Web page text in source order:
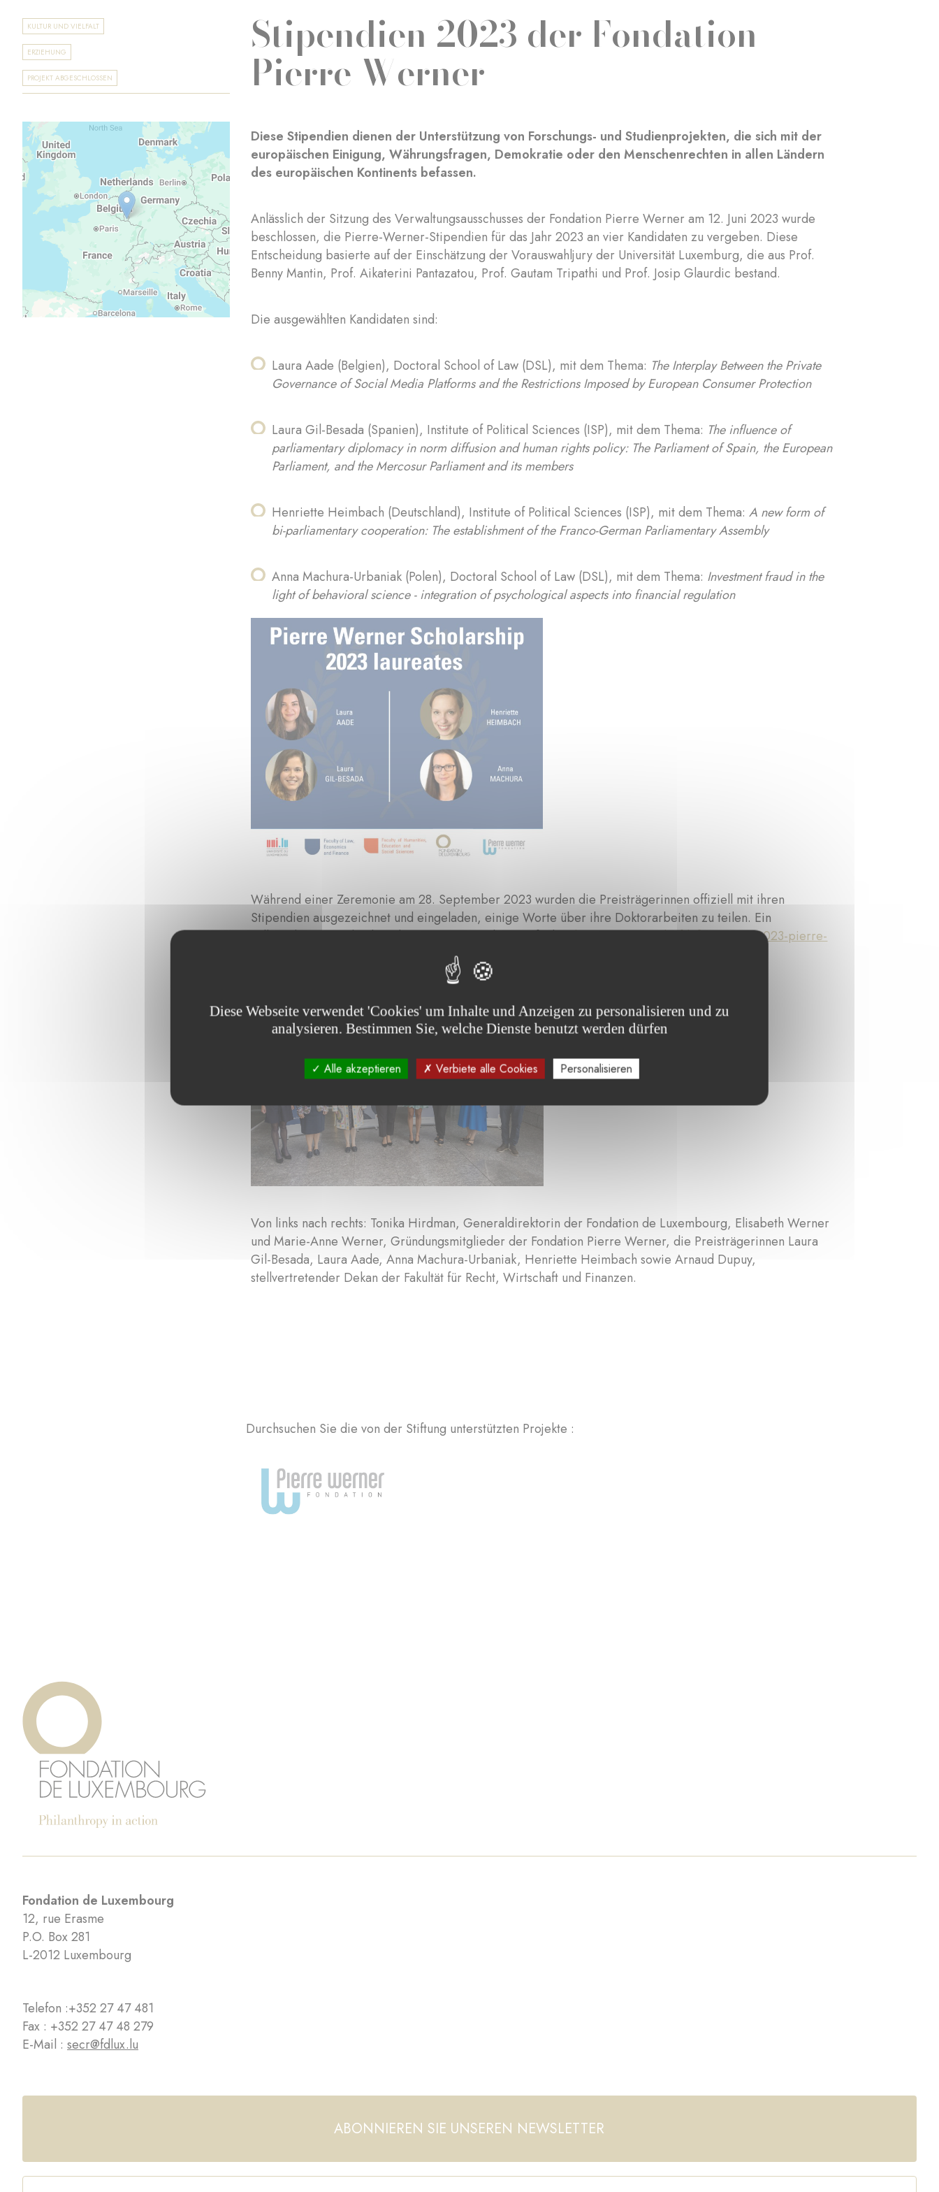
KULTUR UND VIELFALT
ERZIEHUNG
PROJEKT ABGESCHLOSSEN
Stipendien 2023 der Fondation
Pierre Werner
Diese Stipendien dienen der Unterstützung von Forschungs- und Studienprojekten, die sich mit der
europäischen Einigung, Währungsfragen, Demokratie oder den Menschenrechten in allen Ländern
des europäischen Kontinents befassen.
Anlässlich der Sitzung des Verwaltungsausschusses der Fondation Pierre Werner am 12. Juni 2023 wurde
beschlossen, die Pierre-Werner-Stipendien für das Jahr 2023 an vier Kandidaten zu vergeben. Diese
Entscheidung basierte auf der Einschätzung der Vorauswahljury der Universität Luxemburg, die aus Prof.
Benny Mantin, Prof. Aikaterini Pantazatou, Prof. Gautam Tripathi und Prof. Josip Glaurdic bestand.
Die ausgewählten Kandidaten sind:
Laura Aade (Belgien), Doctoral School of Law (DSL), mit dem Thema: The Interplay Between the Private
Governance of Social Media Platforms and the Restrictions Imposed by European Consumer Protection
Laura Gil-Besada (Spanien), Institute of Political Sciences (ISP), mit dem Thema: The influence of
parliamentary diplomacy in norm diffusion and human rights policy: The Parliament of Spain, the European
Parliament, and the Mercosur Parliament and its members
Henriette Heimbach (Deutschland), Institute of Political Sciences (ISP), mit dem Thema:A new form of
bi-parliamentary cooperation: The establishment of the Franco-German Parliamentary Assembly
Anna Machura-Urbaniak (Polen), Doctoral School of Law (DSL), mit dem Thema: Investment fraud in the
light of behavioral science - integration of psychological aspects into financial regulation
Während einer Zeremonie am 28. September 2023 wurden die Preisträgerinnen offiziell mit ihren
Stipendien ausgezeichnet und eingeladen, einige Worte über ihre Doktorarbeiten zu teilen. Ein
vollständiger Bericht über die Zeremonie ist hier verfügbarhttps://www.uni.lu/fdef-en/news/2023-pierre-
Von links nach rechts: Tonika Hirdman, Generaldirektorin der Fondation de Luxembourg, Elisabeth Werner
und Marie-Anne Werner, Gründungsmitglieder der Fondation Pierre Werner, die Preisträgerinnen Laura
Gil-Besada, Laura Aade, Anna Machura-Urbaniak, Henriette Heimbach sowie Arnaud Dupuy,
stellvertretender Dekan der Fakultät für Recht, Wirtschaft und Finanzen.
Durchsuchen Sie die von der Stiftung unterstützten Projekte :
Fondation de Luxembourg
12, rue Erasme
P.O. Box 281
L-2012 Luxembourg
Telefon :+352 27 47 481
Fax : +352 27 47 48 279
E-Mail : secr@fdlux.lu
ABONNIEREN SIE UNSEREN NEWSLETTER
Diese Webseite verwendet 'Cookies' um Inhalte und Anzeigen zu personalisieren und zu
analysieren. Bestimmen Sie, welche Dienste benutzt werden dürfen
Alle akzeptieren Verbiete alle Cookies Personalisieren